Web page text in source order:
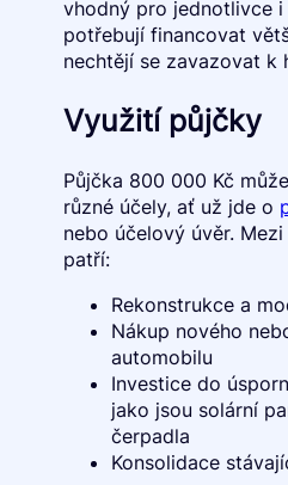
vhodný pro jednotlivce
potřebují financovat
nechtějí se zavazovat k
Využití půjčky
Půjčka 800 000 Kč
různé účely, ať už jde o
nebo účelový úvěr.
patří:
Rekonstrukce a
Nákup nového
automobilu
Investice do
jako jsou solární
čerpadla
Konsolidace